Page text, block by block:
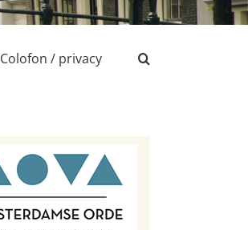
Colofon / privacy